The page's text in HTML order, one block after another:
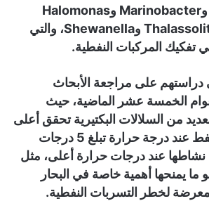
وPseudomonas وMarinobacter وHalomonas
وOleispira وThalassolituus وShewanella، والتي
تفكيك المركبات النفطية.
دراستهم على مراجعة الأبحاث
الخمسة عشر الماضية، حيث
من السلالات البكتيرية تحقق أعلى
كفاءة في تحليل النفط عند درجة حرارة تبلغ 5 درجات
نشاطها عند درجات حرارة أعلى، مثل
ما يمنحها أهمية خاصة في البحار
لخطر التسربات النفطية.